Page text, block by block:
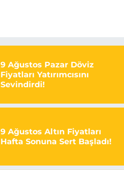
9 Ağustos Pazar Döviz
Fiyatları Yatırımcısını
Sevindirdi!
9 Ağustos Altın Fiyatları
Hafta Sonuna Sert Başladı!